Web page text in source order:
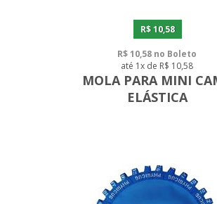
R$ 10,58
R$ 10,58 no Boleto
até 1x de R$ 10,58
MOLA PARA MINI
ELÁSTICA